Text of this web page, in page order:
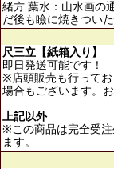
緒方 葉水：山水画の
だ後も瞼に焼きつい
尺三立【紙箱入り】
即日発送可能です！
※店頭販売も行って
場合もございます。
上記以外
※この商品は完全受
ます。